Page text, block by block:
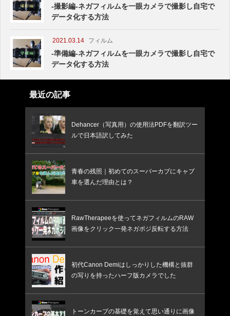
-撮影編-ネガフィルムを一眼カメラで撮影し自宅で
データ化する方法
2021.03.14 フィルム
-準備編-ネガフィルムを一眼カメラで撮影し自宅で
データ化する方法
最近の記事
Dehancer（写真用）の使用法PDFを翻訳ツー
ルで日本語訳してみた
青春の残照｜初めてのスーパーカブにキャブ
車を選んだ理由とは？
RawTherapeeを使ってネガフィルムのRAW
画像をクリック一発ネガポジ反転する方法
初代Canon Demiはしっかりした機構と抜群
の写りを持ったハーフ版カメラでした
トーンカーブの基礎を覚えて思い通りに画像